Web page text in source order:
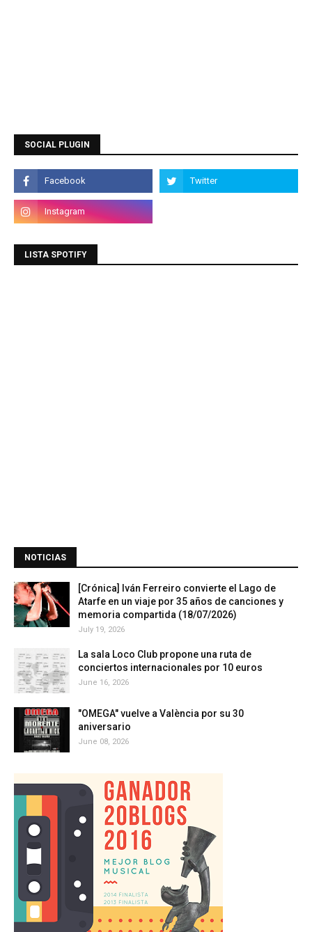
SOCIAL PLUGIN
LISTA SPOTIFY
NOTICIAS
[Crónica] Iván Ferreiro convierte el Lago de
Atarfe en un viaje por 35 años de canciones y
memoria compartida (18/07/2026)
July 19, 2026
La sala Loco Club propone una ruta de
conciertos internacionales por 10 euros
June 16, 2026
"OMEGA" vuelve a València por su 30
aniversario
June 08, 2026